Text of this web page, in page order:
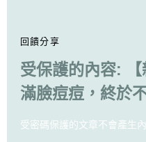
回饋分享
受保護的內容: 【
滿臉痘痘，終於
受密碼保護的文章不會產生